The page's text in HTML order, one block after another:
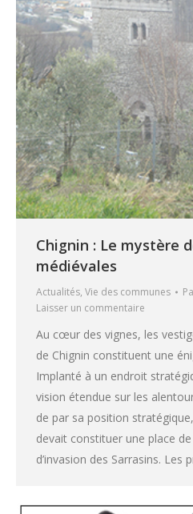
Chignin : Le mystère
médiévales
Actualités, Vie des communes
Laisser un commentaire
Au cœur des vignes, les
de Chignin constituent une
Implanté à un endroit
vision étendue sur les
de par sa position
devait constituer une place
d’invasion des Sarrasins.